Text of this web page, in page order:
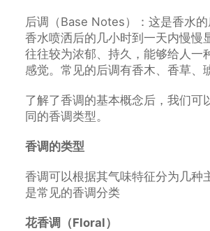
后调（Base Notes）：这是香水
香水喷洒后的几小时到一天内慢慢
往往较为浓郁、持久，能够给人一
感觉。常见的后调有香木、香草、
了解了香调的基本概念后，我们可
同的香调类型。
香调的类型
香调可以根据其气味特征分为几种
是常见的香调分类
花香调（Floral）